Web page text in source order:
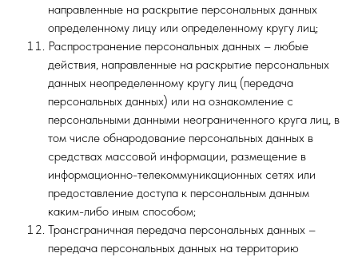
направленные на раскрытие персональных данных
определенному лицу или определенному кругу лиц;
Распространение персональных данных – любые
действия, направленные на раскрытие персональных
данных неопределенному кругу лиц (передача
персональных данных) или на ознакомление с
персональными данными неограниченного круга лиц, в
том числе обнародование персональных данных в
средствах массовой информации, размещение в
информационно-телекоммуникационных сетях или
предоставление доступа к персональным данным
каким-либо иным способом;
Трансграничная передача персональных данных –
передача персональных данных на территорию